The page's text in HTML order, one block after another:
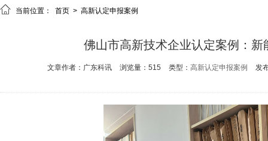
 当前位置： 首页 > 高新认定申报案例
佛山市高新技术企业认定案例：
文章作者：广东科讯 浏览量：515 类型： 高新认定申报案例 发